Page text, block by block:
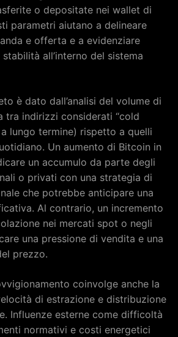
o depositate nei wallet di
parametri aiutano a delineare
e offerta e a evidenziare
all’interno del sistema
è dato dall’analisi del volume di
tra indirizzi considerati “cold
lungo termine) rispetto a quelli
Un aumento di Bitcoin in
un accumulo da parte degli
o privati con una strategia di
che potrebbe anticipare una
Al contrario, un incremento
nei mercati spot o negli
una pressione di vendita e una
prezzo.
coinvolge anche la
di estrazione e distribuzione
Influenze esterne come difficoltà
normativi e costi energetici